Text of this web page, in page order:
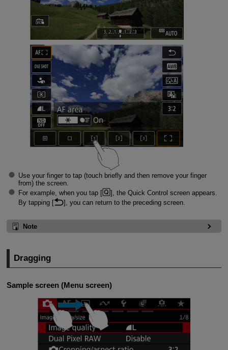
Use your finger to tap (touch briefly and then remove your finger
from) the screen.
For example, when you tap [
], the Quick Control screen appears.
By tapping [
], you can return to the preceding screen.
Note
Dragging
Sample screen (Menu screen)